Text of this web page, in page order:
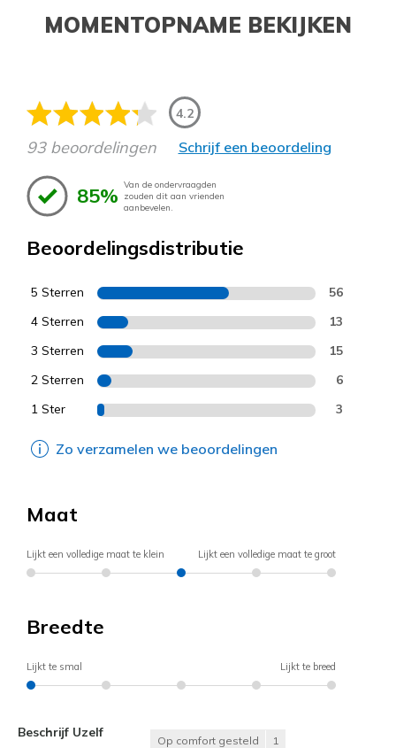
MOMENTOPNAME BEKIJKEN
4.2
93 beoordelingen Schrijf een beoordeling
85% Van de ondervraagden
zouden dit aan vrienden
aanbevelen.
Beoordelingsdistributie
5 Sterren 56
4 Sterren 13
3 Sterren 15
2 Sterren 6
1 Ster 3
Zo verzamelen we beoordelingen
Maat
Lijkt een volledige maat te klein Lijkt een volledige maat te groot
Breedte
Lijkt te smal Lijkt te breed
Beschrijf Uzelf
Op comfort gesteld 1